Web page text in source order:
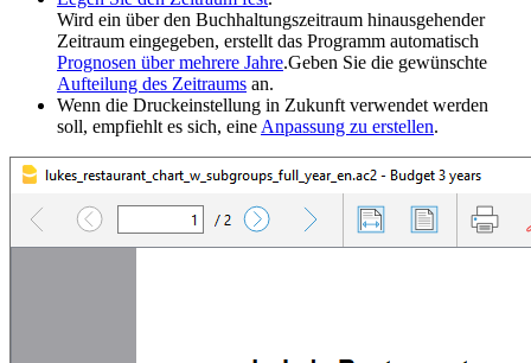
Wird ein über den Buchhaltungszeitraum hinausgehender
Zeitraum eingegeben, erstellt das Programm automatisch
Prognosen über mehrere Jahre.Geben Sie die gewünschte
Aufteilung des Zeitraums an.
Wenn die Druckeinstellung in Zukunft verwendet werden
soll, empfiehlt es sich, eine Anpassung zu erstellen.